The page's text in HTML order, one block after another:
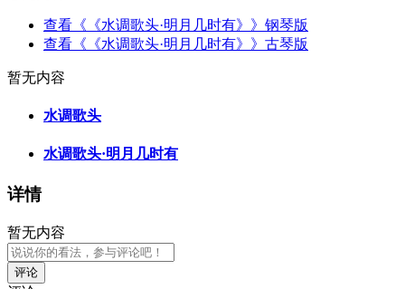
查看《《水调歌头·明月几时有》》钢琴版
查看《《水调歌头·明月几时有》》古琴版
暂无内容
水调歌头
水调歌头·明月几时有
详情
暂无内容
评论